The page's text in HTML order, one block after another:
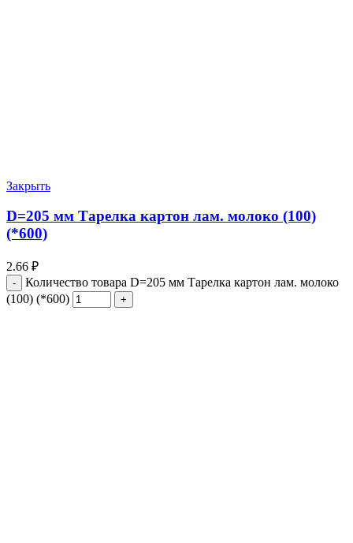
Закрыть
D=205 мм Тарелка картон лам. молоко (100)
(*600)
2.66 ₽
Количество товара D=205 мм Тарелка картон лам. молоко
(100) (*600)